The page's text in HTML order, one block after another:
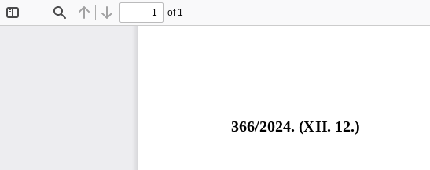
Find Previous
Next
of 1
366/2024. (XII. 12.)